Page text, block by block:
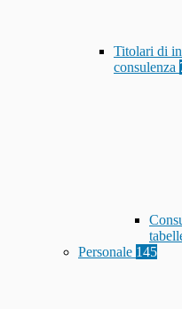
Titolari di
consulenza
Personale 145